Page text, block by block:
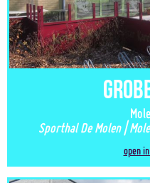
Sporthal De Molen |
open